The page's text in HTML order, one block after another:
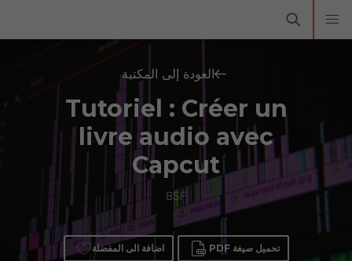
العودة إلى المكتبة
Tutoriel : Créer un
livre audio avec
Capcut
BSF
تحميل صيغة PDF اضافة الى المفضلة